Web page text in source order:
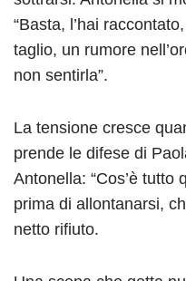
“Basta, l’hai
taglio, un rumore
non sentirla”.
La tensione cresce
prende le difese di
Antonella: “Cos’è tutto
prima di allontanarsi,
netto rifiuto.